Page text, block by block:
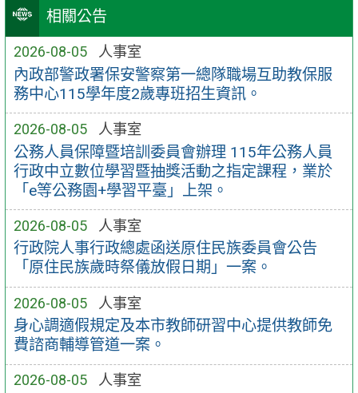
相關公告
2026-08-05 人事室
內政部警政署保安警察第一總隊職場互助教保服
務中心115學年度2歲專班招生資訊。
2026-08-05 人事室
公務人員保障暨培訓委員會辦理 115年公務人員
行政中立數位學習暨抽獎活動之指定課程，業於
「e等公務園+學習平臺」上架。
2026-08-05 人事室
行政院人事行政總處函送原住民族委員會公告
「原住民族歲時祭儀放假日期」一案。
2026-08-05 人事室
身心調適假規定及本市教師研習中心提供教師免
費諮商輔導管道一案。
2026-08-05 人事室